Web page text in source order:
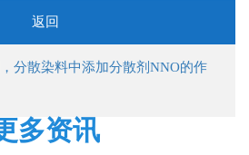
返回
分散染料中添加分散剂NNO的作
多资讯